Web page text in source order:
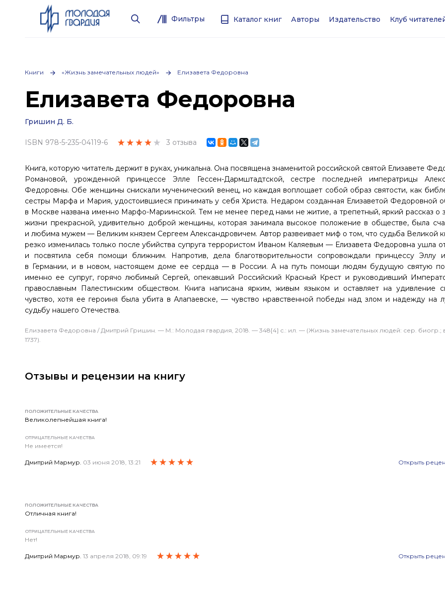
Фильтры Каталог книг Авторы Издательство Клуб
Книги «Жизнь замечательных людей» Елизавета Федоровна
Елизавета Федоровна
Гришин Д. Б.
ISBN 978-5-235-04119-6 3 отзыва
Книга, которую читатель держит в руках, уникальна. Она посвящена знаменитой российской святой Елизавете
Романовой, урожденной принцессе Элле Гессен-Дармштадтской, сестре последней императрицы
Федоровны. Обе женщины снискали мученический венец, но каждая воплощает собой образ святости, как
сестры Марфа и Мария, удостоившиеся принимать у себя Христа. Недаром созданная Елизаветой Федоровной
в Москве названа именно Марфо-Мариинской. Тем не менее перед нами не житие, а трепетный, яркий рассказ о
жизни прекрасной, удивительно доброй женщины, которая занимала высокое положение в обществе, была
и любима мужем — Великим князем Сергеем Александровичем. Автор развеивает миф о том, что судьба Великой
резко изменилась только после убийства супруга террористом Иваном Каляевым — Елизавета Федоровна ушла
и посвятила себя помощи ближним. Напротив, дела благотворительности сопровождали принцессу Эллу
в Германии, и в новом, настоящем доме ее сердца — в России. А на путь помощи людям будущую святую
именно ее супруг, горячо любимый Сергей, опекавший Российский Красный Крест и руководивший
православным Палестинским обществом. Книга написана ярким, живым языком и оставляет на удивление
чувство, хотя ее героиня была убита в Алапаевске, — чувство нравственной победы над злом и надежду на
судьбу нашего Отечества.
Елизавета Федоровна / Дмитрий Гришин. — М.: Молодая гвардия, 2018. — 348[4] с.: ил. — (Жизнь замечательных людей: сер. биогр.;
1737).
Отзывы и рецензии на книгу
ПОЛОЖИТЕЛЬНЫЕ КАЧЕСТВА
Великолепнейшая книга!
ОТРИЦАТЕЛЬНЫЕ КАЧЕСТВА
Не имеется!
КОММЕНТАРИЙ (РЕЗЮМЕ / ВЫВОД)
Дмитрий Мармур. 03 июня 2018, 13:21 Открыть
ПОЛОЖИТЕЛЬНЫЕ КАЧЕСТВА
Отличная книга!
ОТРИЦАТЕЛЬНЫЕ КАЧЕСТВА
Нет!
КОММЕНТАРИЙ (РЕЗЮМЕ / ВЫВОД)
Дмитрий Мармур. 13 апреля 2018, 09:19 Открыть